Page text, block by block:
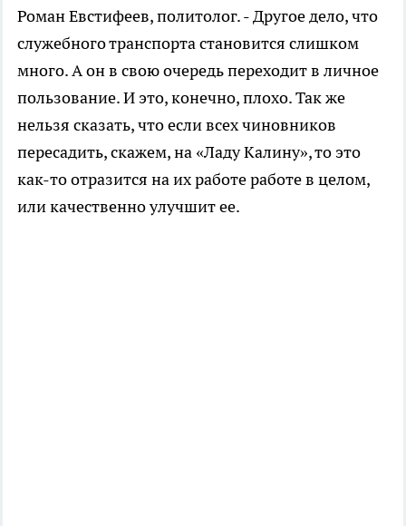
Роман Евстифеев, политолог. - Другое дело, что
служебного транспорта становится слишком
много. А он в свою очередь переходит в личное
пользование. И это, конечно, плохо. Так же
нельзя сказать, что если всех чиновников
пересадить, скажем, на «Ладу Калину», то это
как-то отразится на их работе работе в целом,
или качественно улучшит ее.